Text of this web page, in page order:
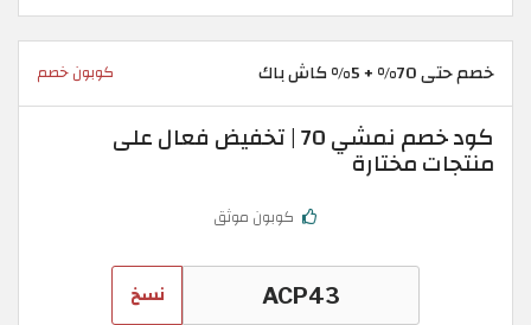
خصم حتى 70% + 5% كاش باك كوبون خصم
كود خصم نمشي 70 | تخفيض فعال على
منتجات مختارة
كوبون موثق
نسخ